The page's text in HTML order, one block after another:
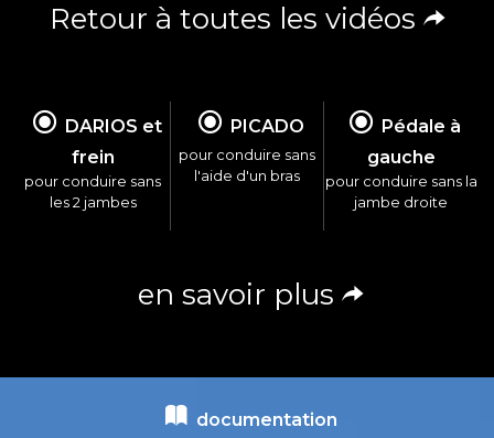
Retour à toutes les vidéos
DARIOS et
frein
pour conduire sans
les 2 jambes
PICADO
pour conduire sans
l'aide d'un bras
Pédale à
gauche
pour conduire sans la
jambe droite
en savoir plus
documentation